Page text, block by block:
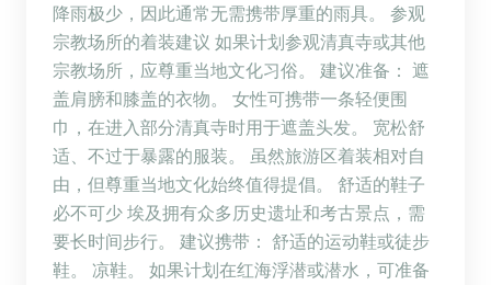
降雨极少，因此通常无需携带厚重的雨具。 参观
宗教场所的着装建议 如果计划参观清真寺或其他
宗教场所，应尊重当地文化习俗。 建议准备： 遮
盖肩膀和膝盖的衣物。 女性可携带一条轻便围
巾，在进入部分清真寺时用于遮盖头发。 宽松舒
适、不过于暴露的服装。 虽然旅游区着装相对自
由，但尊重当地文化始终值得提倡。 舒适的鞋子
必不可少 埃及拥有众多历史遗址和考古景点，需
要长时间步行。 建议携带： 舒适的运动鞋或徒步
鞋。 凉鞋。 如果计划在红海浮潜或潜水，可准备